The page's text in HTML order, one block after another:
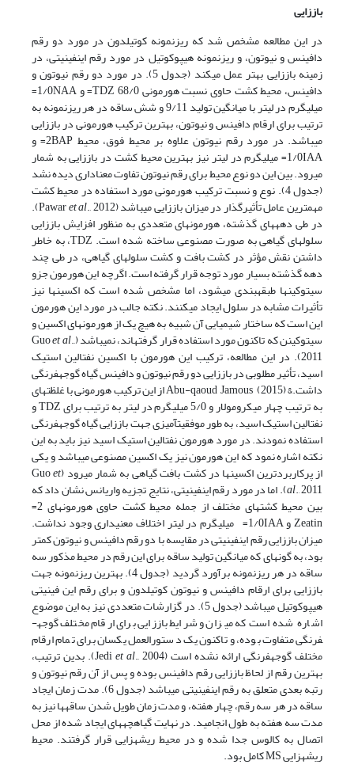
باززایی
در این مطالعه مشخص شد که ریزنمونه کوتیلدون در مورد دو رقم
دافینس و نیوتون، و ریزنمونه هیپوکوتیل در مورد رقم این­فینیتی، در
زمینه باززایی بهتر عمل می­کند (جدول 5). در مورد دو رقم نیوتون و
دافینس، محیط کشت حاوی نسبت هورمونی 68/0 TDZ= و 1/0NAA=
میلی­گرم در لیتر با میانگین تولید 9/11 و شش ساقه در هر ریزنمونه به
ترتیب برای ارقام دافینس و نیوتون، بهترین ترکیب هورمونی در باززایی
می­باشد. در مورد رقم نیوتون علاوه بر محیط فوق، محیط 2BAP= و
1/0IAA= میلی­گرم در لیتر نیز بهترین محیط کشت در باززایی به شمار
می­رود. بین این دو نوع محیط برای رقم نیوتون تفاوت معناداری دیده نشد
(جدول 4). نوع و نسبت ترکیب هورمونی مورد استفاده در محیط کشت
مهم­ترین عامل تأثیرگذار در میزان باززایی می­باشد (Pawar et al
., 2012).
در طی دهه­های گذشته، هورمون­های متعددی به منظور افزایش باززایی
سلول­های گیاهی به صورت مصنوعی ساخته شده است. TDZ، به خاطر
داشتن نقش مؤثر در کشت بافت و کشت سلول­های گیاهی، در طی چند
دهه گذشته بسیار مورد توجه قرار گرفته است. اگرچه این هورمون جزو
سیتوکین­ها طبقه­بندی می­شود، اما مشخص شده است که اکسین­ها نیز
تأثیرات مشابه در سلول ایجاد می­کنند. نکته جالب در مورد این هورمون
این است که ساختار شیمیایی آن شبیه به هیچ یک از هورمون­های اکسین و
سیتوکینن که تاکنون مورد استفاده قرار گرفته­اند، نمی­باشد (Guoet al.,
2011). در این مطالعه، ترکیب این هورمون با اکسین نفتالین استیک
اسید، تأثیر مطلوبی در باززایی دو رقم نیوتون و دافینس گیاه گوجه­فرنگی
داشت.& Abu-qaoud Jamous (2015) از این ترکیب هورمونی با غلظت­های
به ترتیب چهار میکرومولار و 5/0 میلی­گرم در لیتر به ترتیب برای TDZ و
نفتالین استیک اسید، به طور موفقیت­آمیزی جهت باززایی گیاه گوجه­فرنگی
استفاده نمودند. در مورد هورمون نفتالین استیک اسید نیز باید به این
نکته اشاره نمود که این هورمون نیز یک اکسین مصنوعی می­باشد و یکی
از پرکاربردترین اکسین­ها در کشت بافت گیاهی به شمار می­رود (Guoet
al., 2011). اما در مورد رقم این­فینیتی، نتایج تجزیه واریانس نشان داد که
بین محیط کشت­های مختلف از جمله محیط کشت حاوی هورمون­های 2=
Zeatin و 1/0IAA= میلی­گرم در لیتر اختلاف معنی­داری وجود نداشت.
میزان باززایی رقم این­فینیتی در مقایسه با دو رقم دافینس و نیوتون کم­تر
بود، به گونه­ای که میانگین تولید ساقه برای این رقم در محیط مذکور سه
ساقه در هر ریزنمونه برآورد گردید (جدول 4). بهترین ریزنمونه جهت
باززایی برای ارقام دافینس و نیوتون کوتیلدون و برای رقم این فینیتی
هیپوکوتیل می­باشد (جدول 5). در گزارشات متعددی نیز به این موضوع
اشاره شده است که میزان و شرایط باززایی برای ارقام مختلف گوجه­
فرنگی متفاوت بوده، و تاکنون یک دستورالعمل یکسان برای تمام ارقام
مختلف گوجه­فرنگی ارائه نشده است (Jedi et al ., 2004). بدین ترتیب،
بهترین رقم از لحاظ باززایی رقم دافینس بوده و پس از آن رقم نیوتون و
رتبه بعدی متعلق به رقم این­فینیتی می­باشد (جدول 6). مدت زمان ایجاد
ساقه در هر سه رقم، چهار هفته، و مدت زمان طویل شدن ساقه­ها نیز به
مدت سه هفته به طول انجامید. در نهایت گیاهچه­های ایجاد شده از محل
اتصال به کالوس جدا شده و در محیط ریشه­زایی قرار گرفتند. محیط
ریشه­زایی MS کامل بود.